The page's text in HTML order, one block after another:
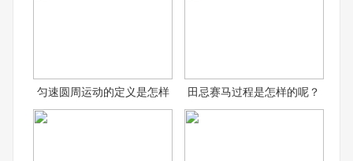
匀速圆周运动的定义是怎样 田忌赛马过程是怎样的呢？